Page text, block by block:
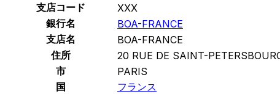
支店コード
XXX
銀行名
BOA-FRANCE
支店名
BOA-FRANCE
住所
20 RUE DE SAINT-
市
PARIS
国
フランス